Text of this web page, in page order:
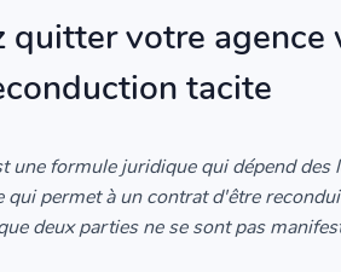
quitter votre
tacite
une formule juridique qui dépend
permet à un contrat d'être
deux parties ne se sont pas